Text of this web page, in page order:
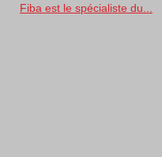
Fiba est le spécialiste du...